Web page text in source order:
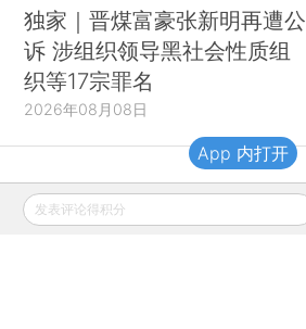
独家｜晋煤富豪张新明再遭公
诉 涉组织领导黑社会性质组
织等17宗罪名
2026年08月08日
财新移动
发表评论得积分
App 内打开